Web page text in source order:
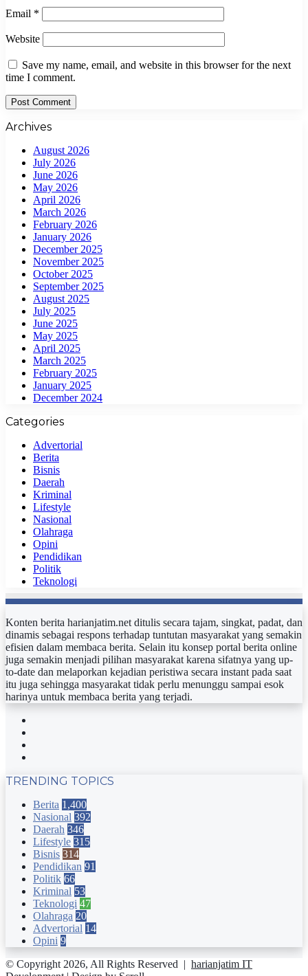
Email *
Website
Save my name, email, and website in this browser for the next
time I comment.
Archives
August 2026
July 2026
June 2026
May 2026
April 2026
March 2026
February 2026
January 2026
December 2025
November 2025
October 2025
September 2025
August 2025
July 2025
June 2025
May 2025
April 2025
March 2025
February 2025
January 2025
December 2024
Categories
Advertorial
Berita
Bisnis
Daerah
Kriminal
Lifestyle
Nasional
Olahraga
Opini
Pendidikan
Politik
Teknologi
Konten berita harianjatim.net ditulis secara tajam, singkat, padat, dan
dinamis sebagai respons terhadap tuntutan masyarakat yang semakin
efisien dalam membaca berita. Selain itu konsep portal berita online
juga semakin menjadi pilihan masyarakat karena sifatnya yang up-
to-date dan melaporkan kejadian peristiwa secara instant pada saat
itu juga sehingga masyarakat tidak perlu menunggu sampai esok
harinya untuk membaca berita yang terjadi.
TRENDING TOPICS
Berita 1,400
Nasional 392
Daerah 346
Lifestyle 315
Bisnis 314
Pendidikan 91
Politik 66
Kriminal 53
Teknologi 47
Olahraga 20
Advertorial 14
Opini 9
© Copyright 2026, All Rights Reserved | harianjatim IT